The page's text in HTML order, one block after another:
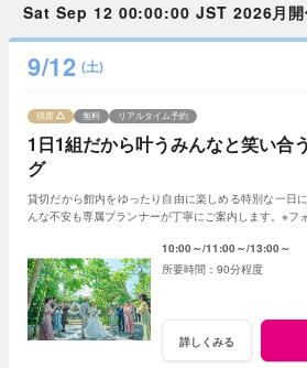
Sat Sep 12 00:00:00 JST 2026月開
9/12 (土)
1日1組だから叶うみんなと笑い合
グ
残席 無料 リアルタイム予約
貸切だから館内をゆったり自由に楽しめる特別な一日
んな不安も専属プランナーが丁寧にご案内します。※フ
10:00～ 11:00～ 13:00～
90分程度
詳しくみる